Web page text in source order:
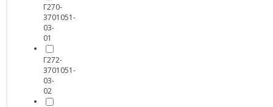
Г270-
3701051-
03-
01
Г272-
3701051-
03-
02